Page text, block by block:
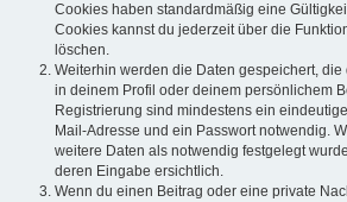
Cookies haben standardmäßig eine
Cookies kannst du jederzeit über die
löschen.
Weiterhin werden die Daten gespeichert,
in deinem Profil oder deinem persönlichem
Registrierung sind mindestens ein
Mail-Adresse und ein Passwort notwendig.
weitere Daten als notwendig festgelegt
deren Eingabe ersichtlich.
Wenn du einen Beitrag oder eine private